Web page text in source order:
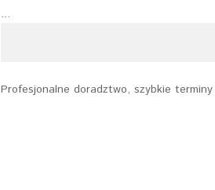
...
Profesjonalne doradztwo, szybkie